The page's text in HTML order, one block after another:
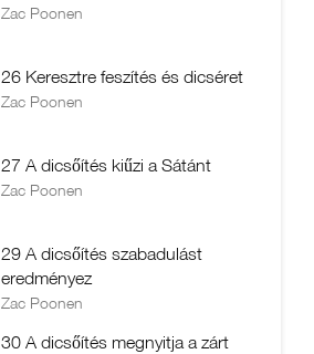
Zac Poonen
26 Keresztre feszítés és dicséret
Zac Poonen
27 A dicsőítés kiűzi a Sátánt
Zac Poonen
29 A dicsőítés szabadulást
eredményez
Zac Poonen
30 A dicsőítés megnyitja a zárt